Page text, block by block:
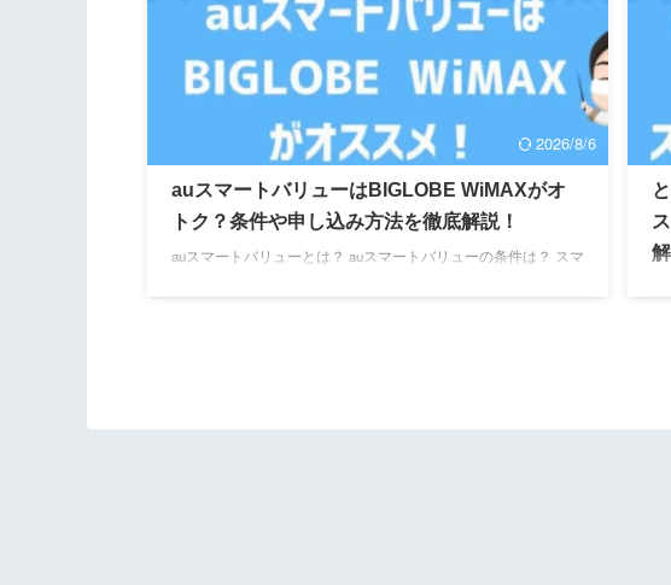
2026/8/6
auスマートバリューはBIGLOBE WiMAXがオ
トク？条件や申し込み方法を徹底解説！
auスマートバリューとは？ auスマートバリューの条件は？ スマ
後